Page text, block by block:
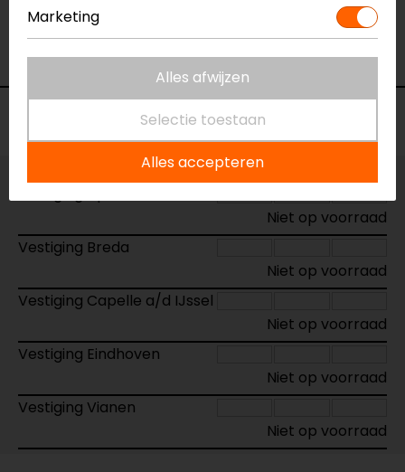
Merk
Protectieniveau
Level 2
Niet op voorraad
Vestiging Breda
Niet op voorraad
Vestiging Capelle a/d IJssel
Niet op voorraad
Vestiging Eindhoven
Niet op voorraad
Vestiging Vianen
Niet op voorraad
Marketing
Alles afwijzen
Selectie toestaan
Alles accepteren